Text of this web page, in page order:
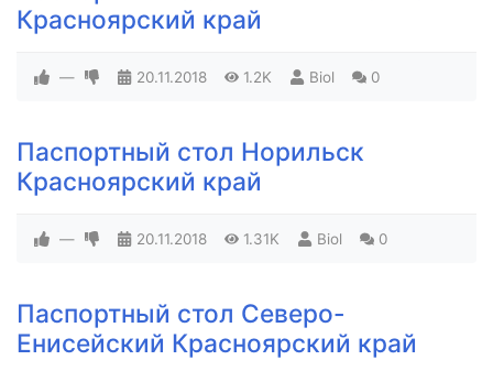
Красноярский край
— 20.11.2018 1.2K Biol 0
Паспортный стол Норильск
Красноярский край
— 20.11.2018 1.31K Biol 0
Паспортный стол Северо-
Енисейский Красноярский край